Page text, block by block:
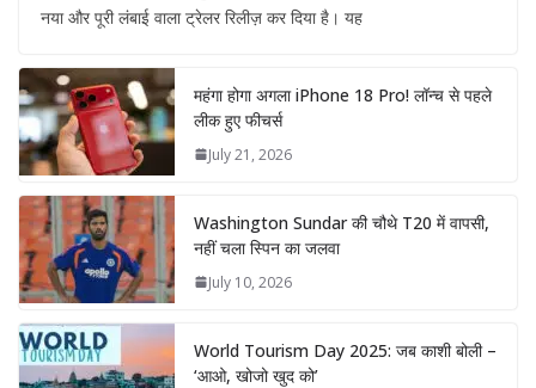
नया और पूरी लंबाई वाला ट्रेलर रिलीज़ कर दिया है। यह
महंगा होगा अगला iPhone 18 Pro! लॉन्च से पहले
लीक हुए फीचर्स
July 21, 2026
Washington Sundar की चौथे T20 में वापसी,
नहीं चला स्पिन का जलवा
July 10, 2026
World Tourism Day 2025: जब काशी बोली –
‘आओ, खोजो खुद को’